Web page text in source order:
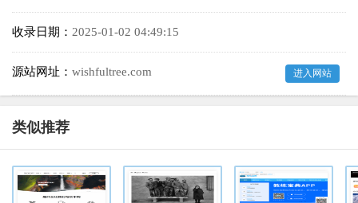
收录日期： 2025-01-02 04:49:15
源站网址： wishfultree.com 进入网站
类似推荐